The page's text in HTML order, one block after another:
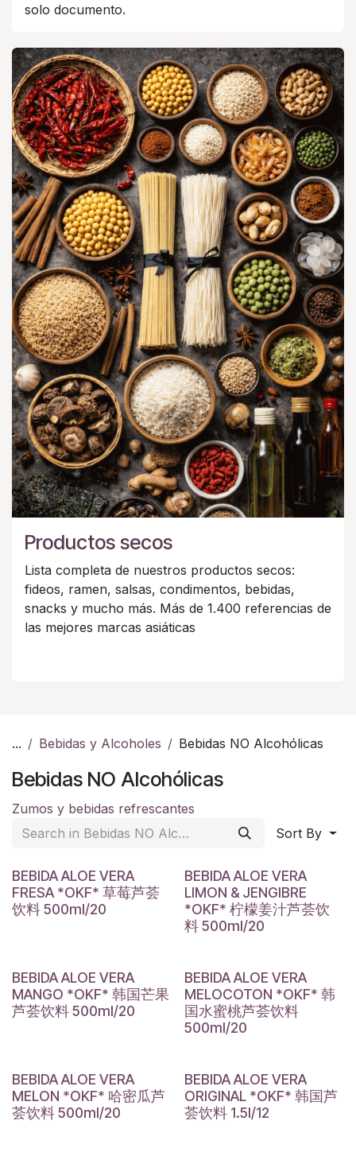
solo documento.
Productos secos
Lista completa de nuestros productos secos:
fideos, ramen, salsas, condimentos, bebidas,
snacks y mucho más. Más de 1.400 referencias de
las mejores marcas asiáticas
... Bebidas y Alcoholes Bebidas NO Alcohólicas
Bebidas NO Alcohólicas
Zumos y bebidas refrescantes
Sort By
BEBIDA ALOE VERA
FRESA *OKF* 草莓芦荟
饮料 500ml/20
BEBIDA ALOE VERA
LIMON & JENGIBRE
*OKF* 柠檬姜汁芦荟饮
料 500ml/20
BEBIDA ALOE VERA
MANGO *OKF* 韩国芒果
芦荟饮料 500ml/20
BEBIDA ALOE VERA
MELOCOTON *OKF* 韩
国水蜜桃芦荟饮料
500ml/20
BEBIDA ALOE VERA
MELON *OKF* 哈密瓜芦
荟饮料 500ml/20
BEBIDA ALOE VERA
ORIGINAL *OKF* 韩国芦
荟饮料 1.5l/12